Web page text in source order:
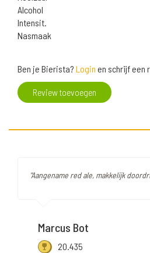
Alcohol
Intensit.
Nasmaak
Ben je Bierista? Login en schrijf een
Review toevoegen
"Aangename red ale, makkelijk
Marcus Bot
20.435